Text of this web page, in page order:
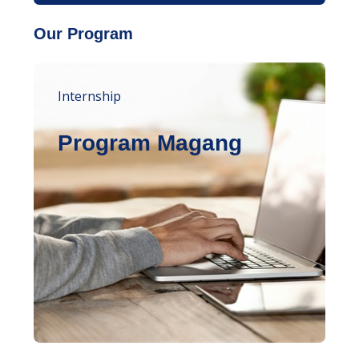
Our Program
Internship
Program Magang